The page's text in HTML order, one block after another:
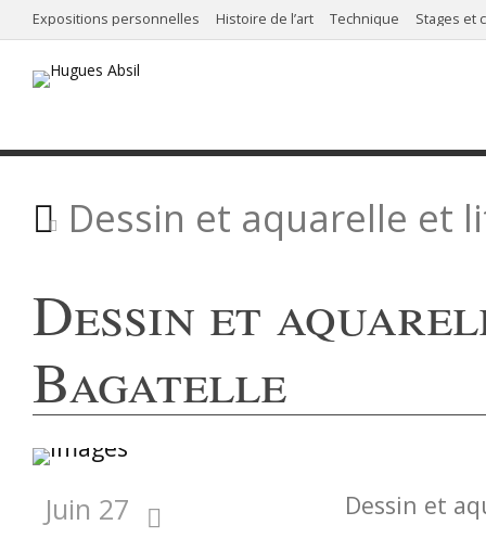
Expositions personnelles Histoire de l’art Technique Stages et
Dessin et aquarelle et
Dessin et
Bagatelle
Juin 27
Dessin et